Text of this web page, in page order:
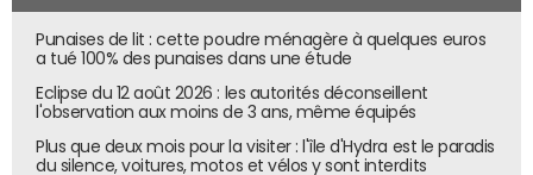
Punaises de lit : cette poudre ménagère à quelques euros
a tué 100% des punaises dans une étude
Eclipse du 12 août 2026 : les autorités déconseillent
l'observation aux moins de 3 ans, même équipés
Plus que deux mois pour la visiter : l'île d'Hydra est le paradis
du silence, voitures, motos et vélos y sont interdits